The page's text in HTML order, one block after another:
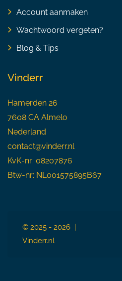
Account aanmaken
Wachtwoord vergeten?
Blog & Tips
Vinderr
Hamerden 26
7608 CA Almelo
Nederland
contact@vinderr.nl
KvK-nr: 08207876
Btw-nr: NL001575895B67
© 2025 - 2026 |
Vinderr.nl